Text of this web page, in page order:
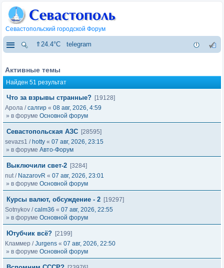
Севастопольский городской Форум
⇑24.4°C telegram
Активные темы
Найден 51 результат
Что за взрывы странные? [19128]
Арола /салгир « 08 авг, 2026, 4:59
» в форуме Основной форум
Севастопольская АЗС [28595]
sevazs1 / hotty « 07 авг, 2026, 23:15
» в форуме Авто-Форум
Выключили свет-2 [3284]
nut/ NazarovR « 07 авг, 2026, 23:01
» в форуме Основной форум
Курсы валют, обсуждение - 2 [19297]
Sotnykov /calm36 « 07 авг, 2026, 22:55
» в форуме Основной форум
Ютубчик всё? [2199]
Кламмер /Jurgens « 07 авг, 2026, 22:50
» в форуме Основной форум